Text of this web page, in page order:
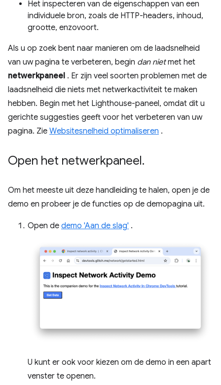
Het inspecteren van de eigenschappen van een
individuele bron, zoals de HTTP-headers, inhoud,
grootte, enzovoort.
Als u op zoek bent naar manieren om de laadsnelheid
van uw pagina te verbeteren, begin dan nietmet het
netwerkpaneel . Er zijn veel soorten problemen met de
laadsnelheid die niets met netwerkactiviteit te maken
hebben. Begin met het Lighthouse-paneel, omdat dit u
gerichte suggesties geeft voor het verbeteren van uw
pagina. Zie Websitesnelheid optimaliseren .
Open het netwerkpaneel.
Om het meeste uit deze handleiding te halen, open je de
demo en probeer je de functies op de demopagina uit.
Open de demo 'Aan de slag' .
U kunt er ook voor kiezen om de demo in een apart
venster te openen.